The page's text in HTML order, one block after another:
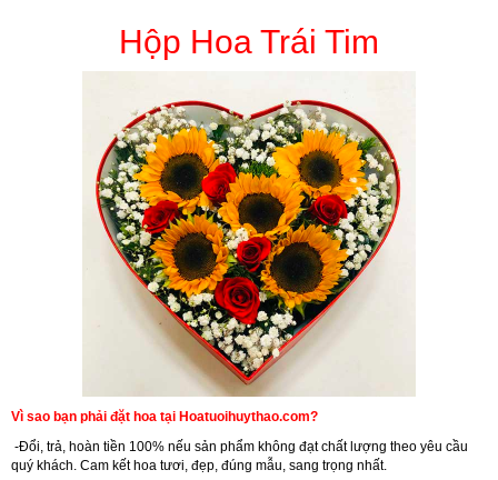
Hộp Hoa Trái Tim
Vì sao bạn phải đặt hoa tại Hoatuoihuythao.com?
-Đổi, trả, hoàn tiền 100% nếu sản phẩm không đạt chất lượng theo yêu cầu
quý khách. Cam kết hoa tươi, đẹp, đúng mẫu, sang trọng nhất.